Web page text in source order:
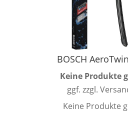
BOSCH
Keine Produkte
ggf. zzgl.
Keine Produkte